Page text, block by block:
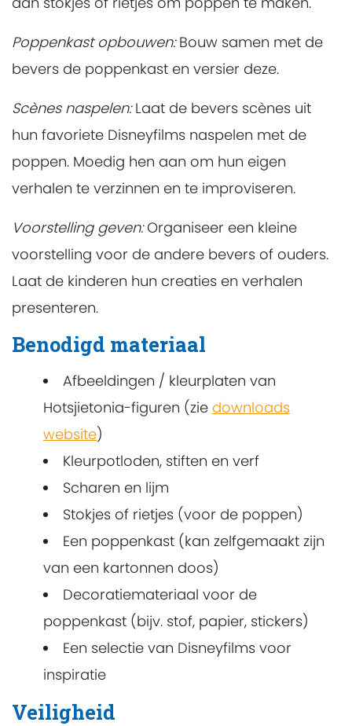
Poppenkast opbouwen:Bouw samen met de
bevers de poppenkast en versier deze.
Scènes naspelen:Laat de bevers scènes uit
hun favoriete Disneyfilms naspelen met de
poppen. Moedig hen aan om hun eigen
verhalen te verzinnen en te improviseren.
Voorstelling geven:Organiseer een kleine
voorstelling voor de andere bevers of ouders.
Laat de kinderen hun creaties en verhalen
presenteren.
Benodigd materiaal
Afbeeldingen / kleurplaten van
Hotsjietonia-figuren (zie downloads
website)
Kleurpotloden, stiften en verf
Scharen en lijm
Stokjes of rietjes (voor de poppen)
Een poppenkast (kan zelfgemaakt zijn
van een kartonnen doos)
Decoratiemateriaal voor de
poppenkast (bijv. stof, papier, stickers)
Een selectie van Disneyfilms voor
inspiratie
Veiligheid